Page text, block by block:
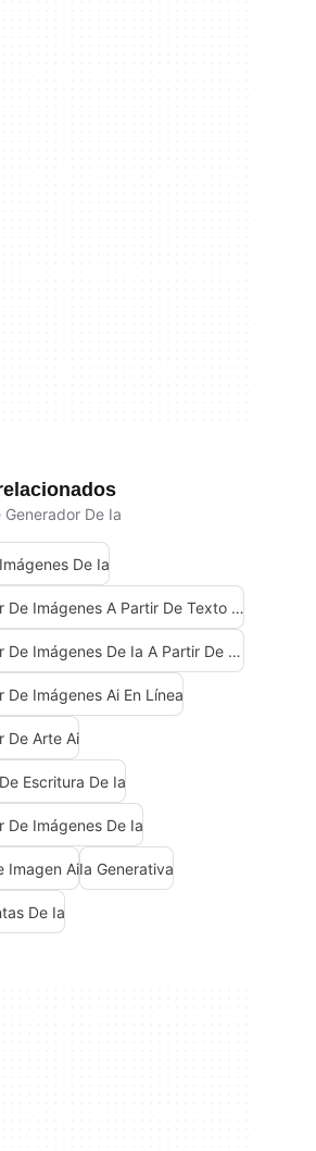
De Ia
De Ia
Generador De Imágenes A Partir De Texto De Ia
Generador De Imágenes De Ia A Partir De Texto
De Imágenes Ai En Línea
De Arte Ai
Escritura De Ia
De Imágenes De Ia
Imagen AiIa Generativa
De Ia